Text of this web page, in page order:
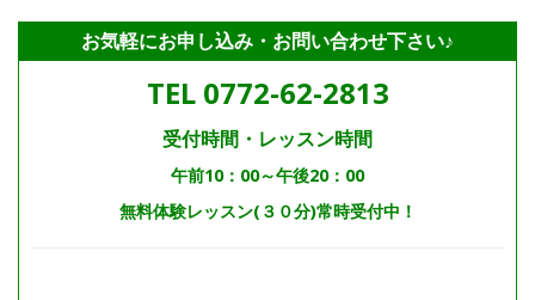
お気軽にお申し込み・お問い合わせ下さい♪
TEL 0772-62-2813
受付時間・レッスン時間
午前10：00～午後20：00
無料体験レッスン(３０分)常時受付中！